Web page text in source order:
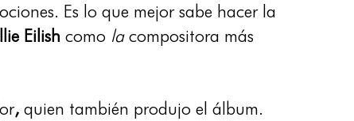
Es lo que mejor sabe hacer la
Eilishcomo lacompositora más
,quien también produjo el álbum.